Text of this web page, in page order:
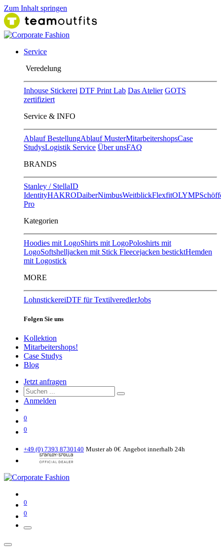
Zum Inhalt springen
Service
Ver​edelung
Inhouse Stickerei DTF Print Lab Das Atelier GOTS
zertifiziert
Service & INFO
Ablauf BestellungAblauf MusterMitarbeitershopsCase
StudysLogistik Service Über unsFAQ
BRANDS
Stanley / StellaID
IdentityHAKRODaiberNimbusWeitblickFlexfitOLYMP
Pro
Kategorien
Hoodies mit LogoShirts mit LogoPoloshirts mit
LogoSoftshelljacken mit Stick Fleecejacken besticktHemden
mit Logostick
MORE
LohnstickereiDTF für TextilveredlerJobs
Folgen Sie uns
Kollektion
Mitarbeitershops!
Case Studys
Blog
Jetzt anfragen
Anmelden
0
0
+49 (0) 7393 8730140 Muster ab 0€ Angebot innerhalb 24h
0
0